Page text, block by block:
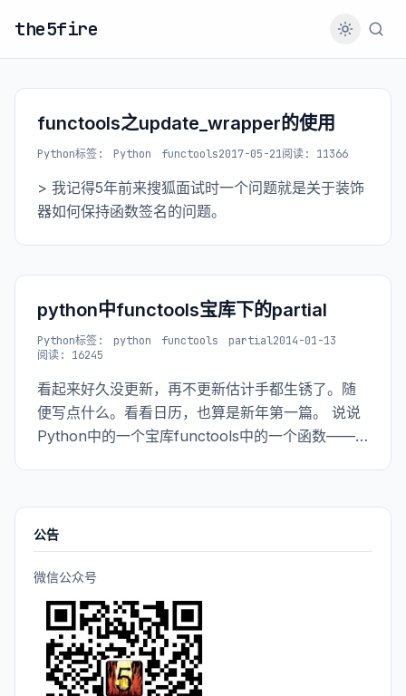
the5fire
functools之update_wrapper的使用
Python标签: Python functools2017-05-21阅读: 11366
> 我记得5年前来搜狐面试时一个问题就是关于装饰
器如何保持函数签名的问题。
python中functools宝库下的partial
Python标签: python functools partial2014-01-13
阅读: 16245
看起来好久没更新，再不更新估计手都生锈了。随
便写点什么。看看日历，也算是新年第一篇。 说说
Python中的一个宝库functools中的一个函数——
functools，会不会有些明白？那个穿白衣服的同
学，你来回答。你说不知道？
公告
微信公众号